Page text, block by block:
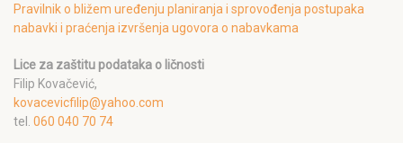
Pravilnik o bližem uređenju planiranja i sprovođenja postupaka
nabavki i praćenja izvršenja ugovora o nabavkama
Lice za zaštitu podataka o ličnosti
Filip Kovačević,
kovacevicfilip@yahoo.com
tel. 060 040 70 74